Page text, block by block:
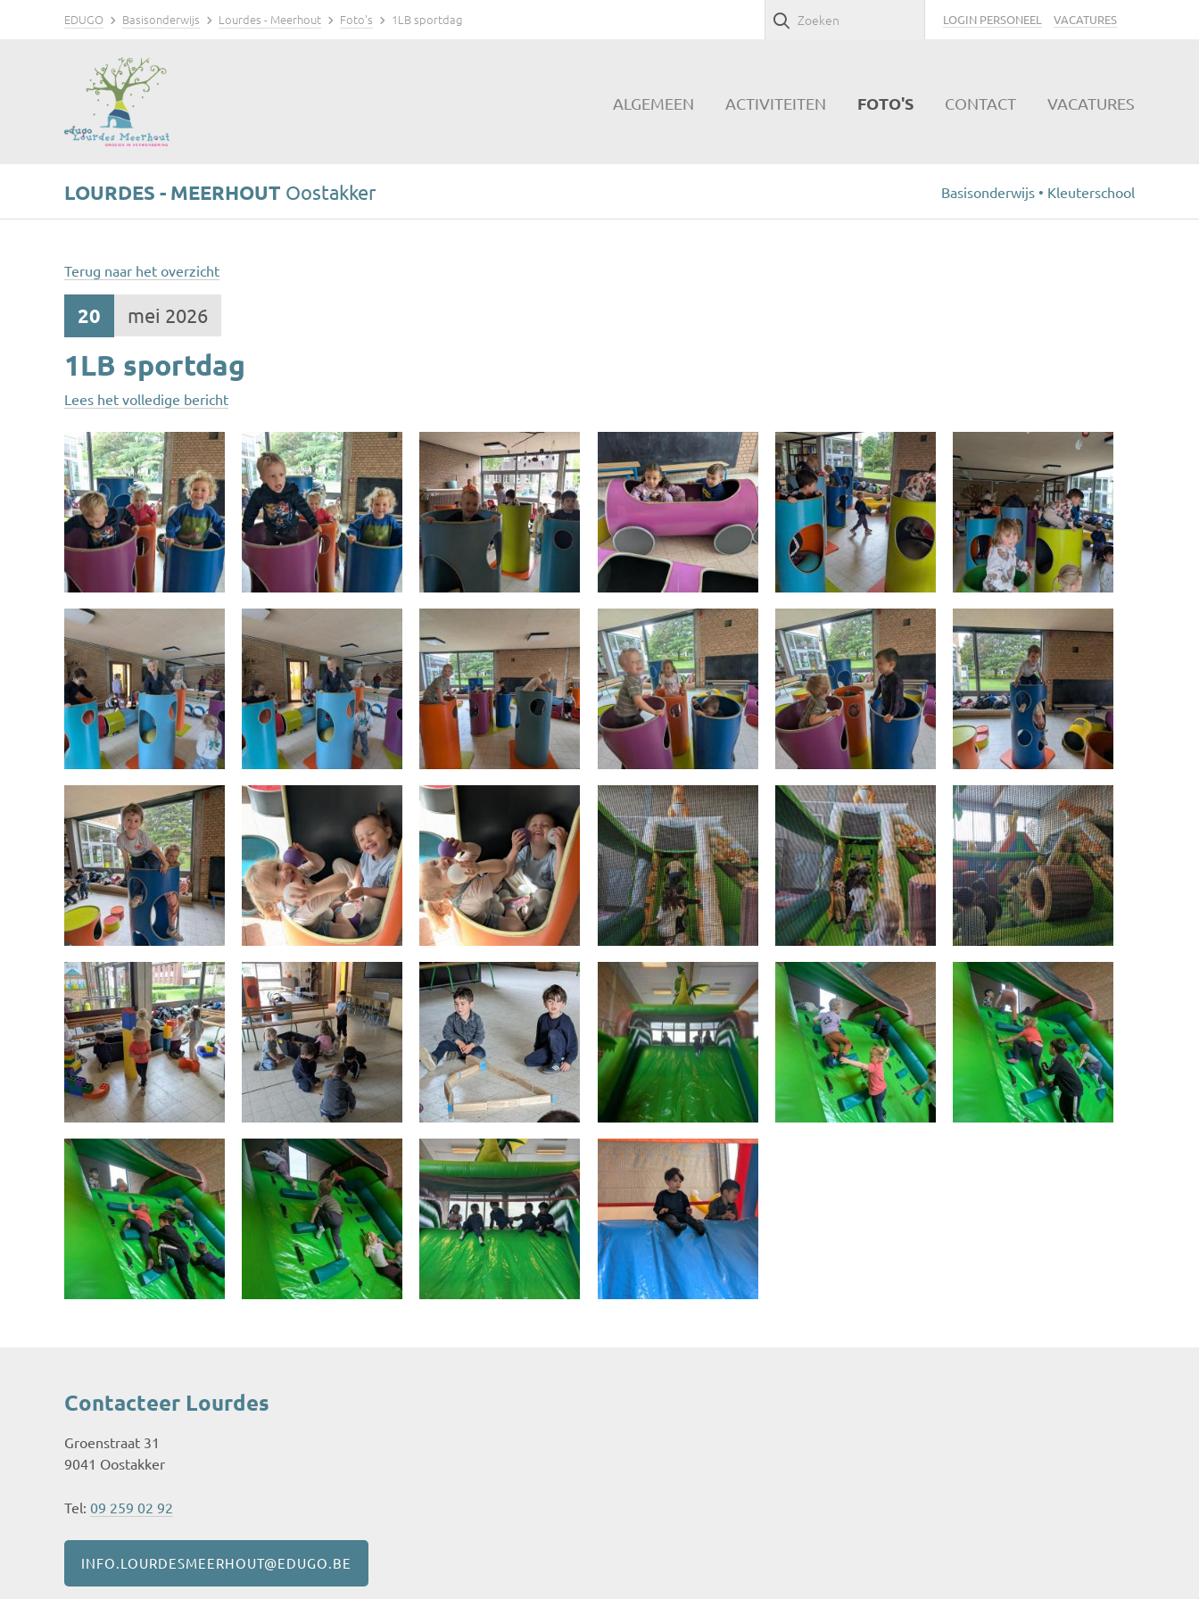
EDUGO Basisonderwijs Lourdes - Meerhout Foto's 1LB sportdag LOGIN PERSONEEL VACATURES
ALGEMEEN ACTIVITEITEN FOTO'S CONTACT VACATURES
LOURDES - MEERHOUT Oostakker Basisonderwijs • Kleuterschool
Terug naar het overzicht
20 mei 2026
1LB sportdag
Lees het volledige bericht
Contacteer Lourdes
Groenstraat 31
9041 Oostakker
Tel: 09 259 02 92
INFO.LOURDESMEERHOUT@EDUGO.BE